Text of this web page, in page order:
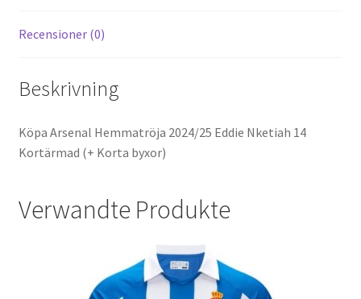
Recensioner (0)
Beskrivning
Köpa Arsenal Hemmatröja 2024/25 Eddie Nketiah 14
Kortärmad (+ Korta byxor)
Verwandte Produkte